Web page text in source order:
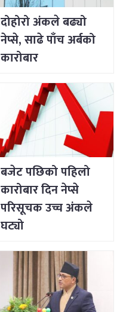
दोहोरो अंकले बढ्यो
नेप्से, साढे पाँच अर्बको
कारोबार
बजेट पछिको पहिलो
कारोबार दिन नेप्से
परिसूचक उच्च अंकले
घट्यो